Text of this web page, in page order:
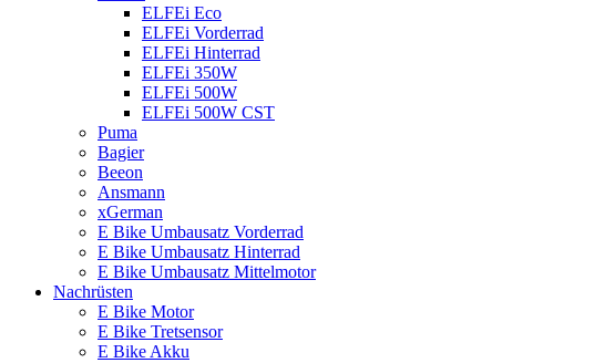
ELFEi Eco
ELFEi Vorderrad
ELFEi Hinterrad
ELFEi 350W
ELFEi 500W
ELFEi 500W CST
Puma
Bagier
Beeon
Ansmann
xGerman
E Bike Umbausatz Vorderrad
E Bike Umbausatz Hinterrad
E Bike Umbausatz Mittelmotor
Nachrüsten
E Bike Motor
E Bike Tretsensor
E Bike Akku